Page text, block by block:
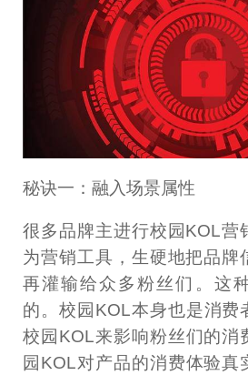
秘诀一：融入场景属性
很多品牌主进行校园KOL营
为营销工具，生硬地把品牌
再灌输给众多粉丝们。这
的。校园KOL本身也是消费
校园KOL来影响粉丝们的消
园KOL对产品的消费体验真